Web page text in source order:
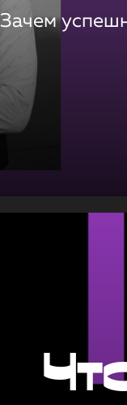
Зачем